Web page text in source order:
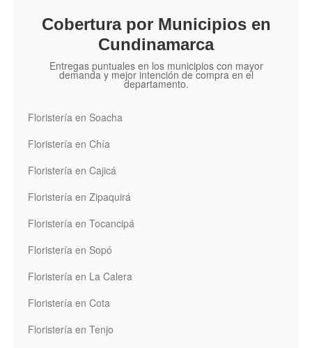
Cobertura por Municipios en
Cundinamarca
Entregas puntuales en los municipios con mayor
demanda y mejor intención de compra en el
departamento.
Floristería en Soacha
Floristería en Chía
Floristería en Cajicá
Floristería en Zipaquirá
Floristería en Tocancipá
Floristería en Sopó
Floristería en La Calera
Floristería en Cota
Floristería en Tenjo